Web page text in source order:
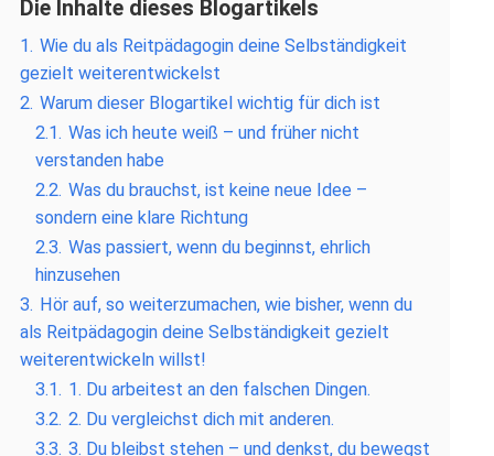
Die Inhalte dieses Blogartikels
1. Wie du als Reitpädagogin deine Selbständigkeit
gezielt weiterentwickelst
2. Warum dieser Blogartikel wichtig für dich ist
2.1. Was ich heute weiß – und früher nicht
verstanden habe
2.2. Was du brauchst, ist keine neue Idee –
sondern eine klare Richtung
2.3. Was passiert, wenn du beginnst, ehrlich
hinzusehen
3. Hör auf, so weiterzumachen, wie bisher, wenn du
als Reitpädagogin deine Selbständigkeit gezielt
weiterentwickeln willst!
3.1. 1. Du arbeitest an den falschen Dingen.
3.2. 2. Du vergleichst dich mit anderen.
3.3. 3. Du bleibst stehen – und denkst, du bewegst